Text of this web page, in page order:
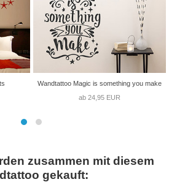
Wandtattoo Magic is something you make
ab 24,95 EUR
zusammen mit diesem
gekauft: